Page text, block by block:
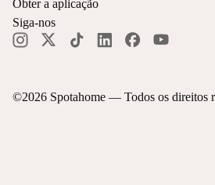
©2026 Spotahome — Todos os direitos
Obter a aplicação
Siga-nos